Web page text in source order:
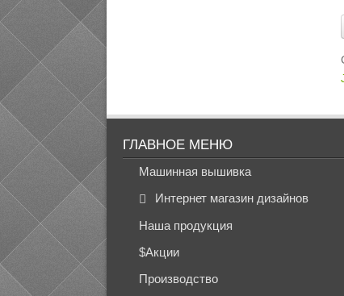
ГЛАВНОЕ МЕНЮ
Машинная вышивка
Интернет магазин дизайнов
Наша продукция
$Акции
Производство